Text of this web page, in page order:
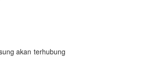
akan terhubung